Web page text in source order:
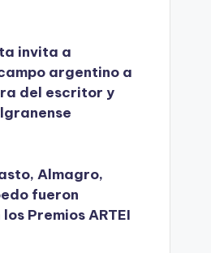
invita a
argentino a
del escritor y
Almagro,
fueron
Premios ARTEI